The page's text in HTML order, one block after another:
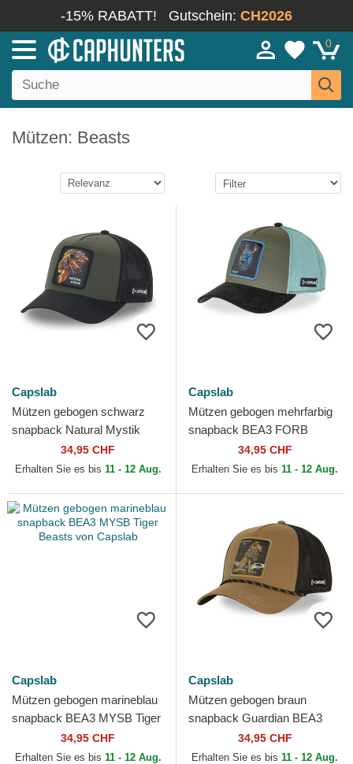
-15% RABATT! Gutschein: CH2026
0
Mützen: Beasts
Capslab
Mützen gebogen schwarz
snapback Natural Mystik
MYS Löwe Beasts von
Capslab
34,95 CHF
Erhalten Sie es bis 11 - 12 Aug.
Capslab
Mützen gebogen mehrfarbig
snapback BEA3 FORB
Hirsch Beasts von Capslab
34,95 CHF
Erhalten Sie es bis 11 - 12 Aug.
Capslab
Mützen gebogen marineblau
snapback BEA3 MYSB Tiger
Beasts von Capslab
34,95 CHF
Erhalten Sie es bis 11 - 12 Aug.
Capslab
Mützen gebogen braun
snapback Guardian BEA3
LIOB Löwe Beasts von
Capslab
34,95 CHF
Erhalten Sie es bis 11 - 12 Aug.